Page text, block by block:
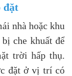
đặt
nhà hoặc khu
che khuất để
trời hấp thụ.
đặt ở vị trí có